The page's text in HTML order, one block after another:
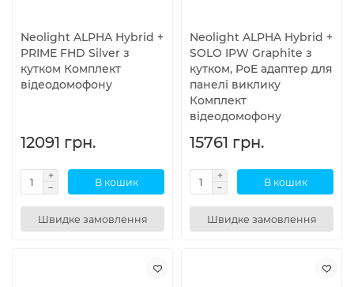
Neolight ALPHA Hybrid +
PRIME FHD Silver з
кутком Комплект
відеодомофону
12091 грн.
В кошик
Швидке замовлення
Neolight ALPHA Hybrid +
SOLO IPW Graphite з
кутком, PoE адаптер для
панелі виклику
Комплект
відеодомофону
15761 грн.
В кошик
Швидке замовлення